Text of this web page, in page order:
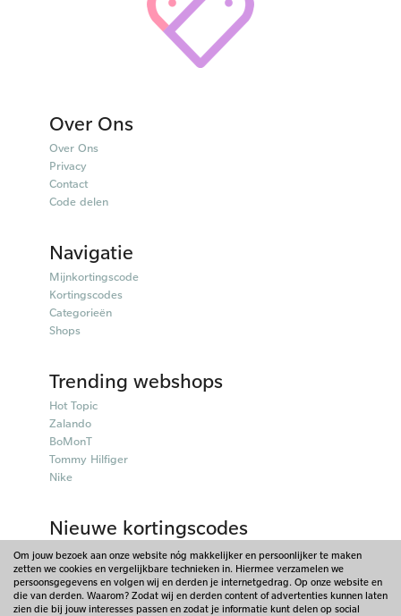
Over Ons
Over Ons
Privacy
Contact
Code delen
Navigatie
Mijnkortingscode
Kortingscodes
Categorieën
Shops
Trending webshops
Hot Topic
Zalando
BoMonT
Tommy Hilfiger
Nike
Nieuwe kortingscodes
50plusmobiel kortingscodes
Parfumado kortingscodes
Fitpen kortingscodes
Things I Like Things I Love kortingscodes
Om jouw bezoek aan onze website nóg makkelijker en persoonlijker te maken
zetten we cookies en vergelijkbare technieken in. Hiermee verzamelen we
persoonsgegevens en volgen wij en derden je internetgedrag. Op onze website en
die van derden. Waarom? Zodat wij en derden content of advertenties kunnen laten
zien die bij jouw interesses passen en zodat je informatie kunt delen op social